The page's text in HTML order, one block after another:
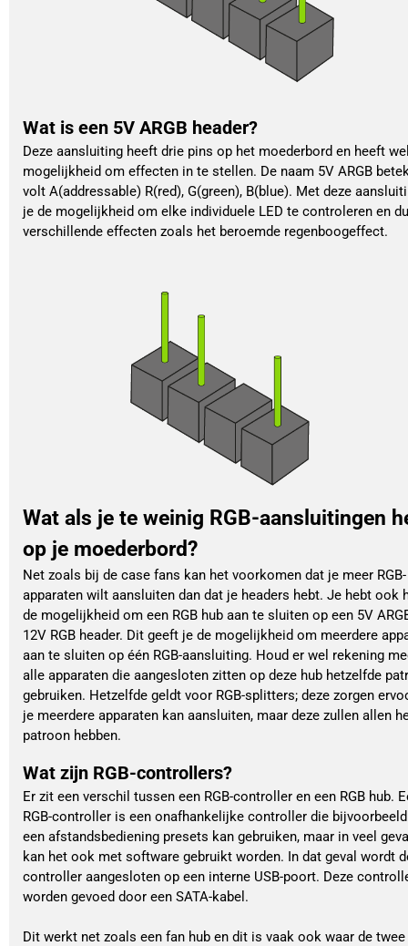
Wat is een 5V ARGB header?
Deze aansluiting heeft drie pins op het moederbord en heeft
mogelijkheid om effecten in te stellen. De naam 5V ARGB
volt A(addressable) R(red), G(green), B(blue). Met deze
je de mogelijkheid om elke individuele LED te controleren en
verschillende effecten zoals het beroemde regenboogeffect.
Wat als je te weinig RGB-aansluitingen
op je moederbord?
Net zoals bij de case fans kan het voorkomen dat je meer RGB-
apparaten wilt aansluiten dan dat je headers hebt. Je hebt ook
de mogelijkheid om een RGB hub aan te sluiten op een 5V
12V RGB header. Dit geeft je de mogelijkheid om meerdere
aan te sluiten op één RGB-aansluiting. Houd er wel rekening
alle apparaten die aangesloten zitten op deze hub hetzelfde
gebruiken. Hetzelfde geldt voor RGB-splitters; deze zorgen
je meerdere apparaten kan aansluiten, maar deze zullen allen
patroon hebben.
Wat zijn RGB-controllers?
Er zit een verschil tussen een RGB-controller en een RGB hub.
RGB-controller is een onafhankelijke controller die
een afstandsbediening presets kan gebruiken, maar in veel
kan het ook met software gebruikt worden. In dat geval wordt
controller aangesloten op een interne USB-poort. Deze
worden gevoed door een SATA-kabel.
Dit werkt net zoals een fan hub en dit is vaak ook waar de twee